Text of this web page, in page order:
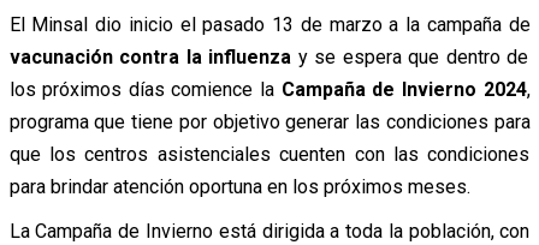
El Minsal dio inicio el pasado 13 de marzo a la campaña de
vacunación contra la influenza y se espera que dentro de
los próximos días comience la Campaña de Invierno 2024,
programa que tiene por objetivo generar las condiciones para
que los centros asistenciales cuenten con las condiciones
para brindar atención oportuna en los próximos meses.
La Campaña de Invierno está dirigida a toda la población, con